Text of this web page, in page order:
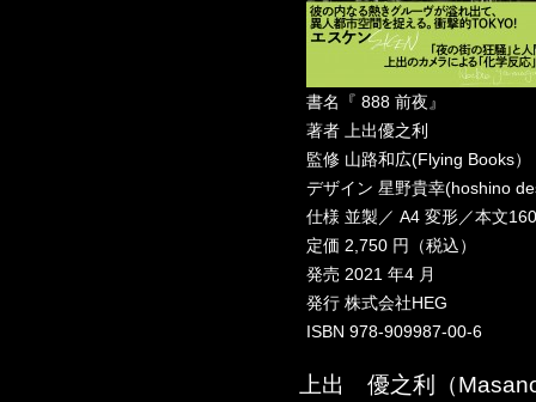
書名『 888 前夜』
著者 上出優之利
監修 山路和広(Flying Books）
デザイン 星野貴幸(hoshino
仕様 並製／ A4 変形／本文
定価 2,750 円（税込）
発売 2021 年4 月
発行 株式会社HEG
ISBN 978-909987-00-6
上出 優之利（